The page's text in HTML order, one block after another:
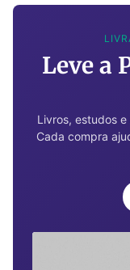
Leve a
Livros, estudos
Cada compra